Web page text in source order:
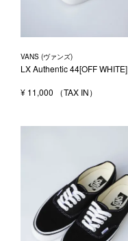
VANS (ヴァンズ)
LX Authentic 44[OFF WHITE]
¥ 11,000